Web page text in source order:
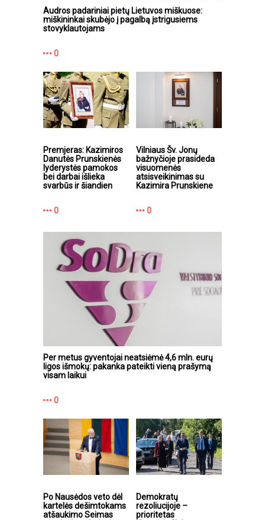
Audros padariniai pietų Lietuvos miškuose:
miškininkai skubėjo į pagalbą įstrigusiems
stovyklautojams
0
Premjeras: Kazimiros
Danutės Prunskienės
lyderystės pamokos
bei darbai išlieka
svarbūs ir šiandien
0
Vilniaus Šv. Jonų
bažnyčioje prasideda
visuomenės
atsisveikinimas su
Kazimira Prunskiene
0
Per metus gyventojai neatsiėmė 4,6 mln. eurų
ligos išmokų: pakanka pateikti vieną prašymą
visam laikui
0
Po Nausėdos veto dėl
kartelės dešimtokams
atšaukimo Seimas
Demokratų
rezoliucijoje –
prioritetas